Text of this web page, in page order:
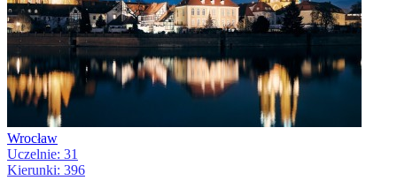
Wrocław
Uczelnie: 31
Kierunki: 396